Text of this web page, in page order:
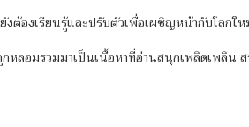
งต้องเรียนรู้และปรับตัวเพื่อเผชิญหน้ากับโลกใ
ลอมรวมมาเป็นเนื้อหาที่อ่านสนุกเพลิดเพลิน ส